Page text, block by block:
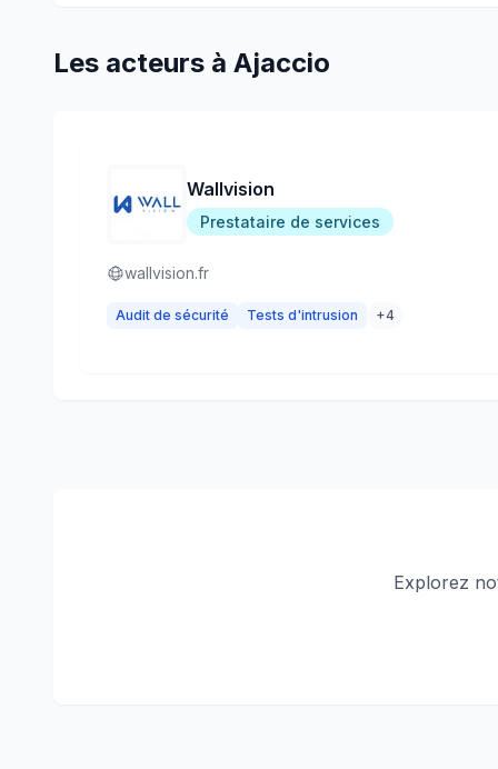
Les acteurs à Ajaccio
Wallvision
Prestataire de services
wallvision.fr
Audit de sécurité Tests d'intrusion +4
Explorez